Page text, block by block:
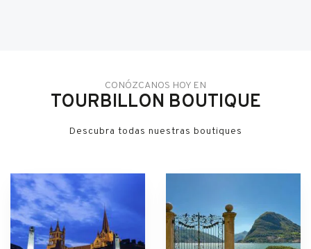
CONÓZCANOS HOY EN
TOURBILLON BOUTIQUE
Descubra todas nuestras boutiques